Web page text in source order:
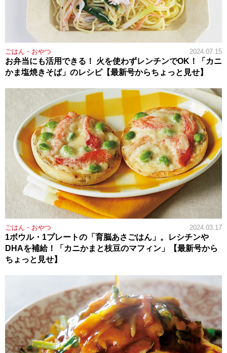
ごはん・おやつ 2024.07.15
お弁当にも活用できる！ 火を使わずレンチンでOK！「カニ
かま塩焼きそば」のレシピ【最新号からちょっと見せ】
ごはん・おやつ 2024.03.17
1ボウル・1プレートの「育脳あさごはん」。レシチンや
DHAを補給！「カニかまと枝豆のマフィン」【最新号から
ちょっと見せ】